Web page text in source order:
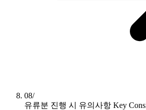
08/
유류분 진행 시 유의사항 Key